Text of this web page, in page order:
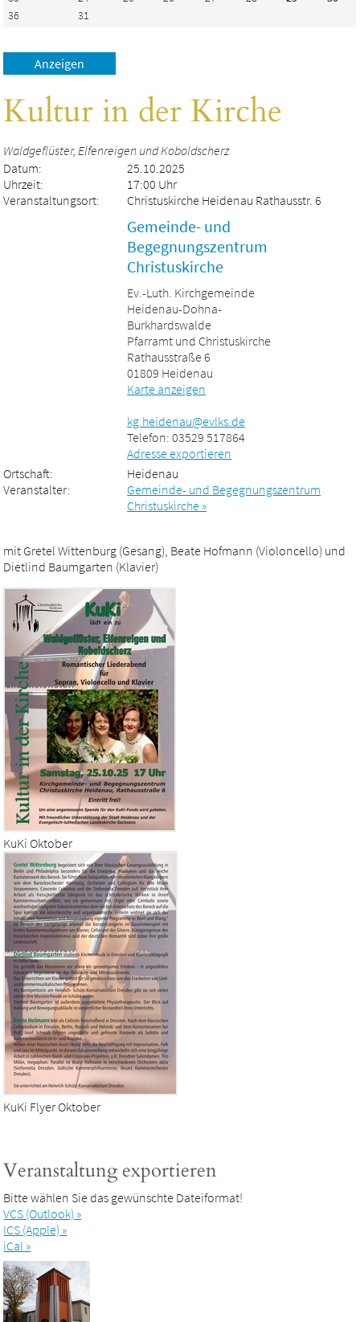
36
31
Kultur in der Kirche
Waldgeflüster, Elfenreigen und Koboldscherz
Datum:
25.10.2025
Uhrzeit:
17:00 Uhr
Veranstaltungsort:
Christuskirche Heidenau Rathausstr. 6
Gemeinde- und
Begegnungszentrum
Christuskirche
Ev.-Luth. Kirchgemeinde
Heidenau-Dohna-
Burkhardswalde
Pfarramt und Christuskirche
Rathausstraße 6
01809 Heidenau
Karte anzeigen
kg.heidenau@evlks.de
Telefon: 03529 517864
Adresse exportieren
Ortschaft:
Heidenau
Veranstalter:
Gemeinde- und Begegnungszentrum
Christuskirche »
mit Gretel Wittenburg (Gesang), Beate Hofmann (Violoncello) und
Dietlind Baumgarten (Klavier)
KuKi Oktober
KuKi Flyer Oktober
Veranstaltung exportieren
Bitte wählen Sie das gewünschte Dateiformat!
VCS (Outlook) »
ICS (Apple) »
iCal »